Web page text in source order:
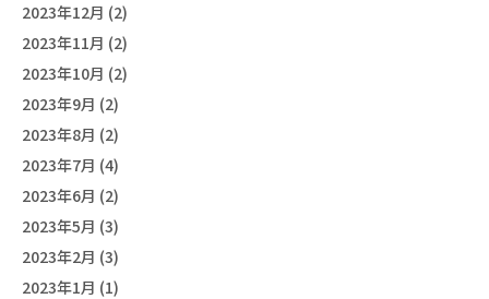
2023年12月 (2)
2023年11月 (2)
2023年10月 (2)
2023年9月 (2)
2023年8月 (2)
2023年7月 (4)
2023年6月 (2)
2023年5月 (3)
2023年2月 (3)
2023年1月 (1)